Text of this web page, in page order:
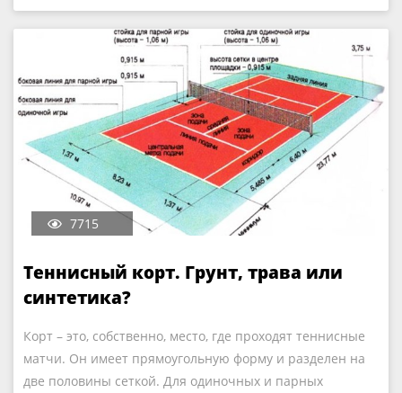
7715
Теннисный корт. Грунт, трава или
синтетика?
Корт – это, собственно, место, где проходят теннисные
матчи. Он имеет прямоугольную форму и разделен на
две половины сеткой. Для одиночных и парных